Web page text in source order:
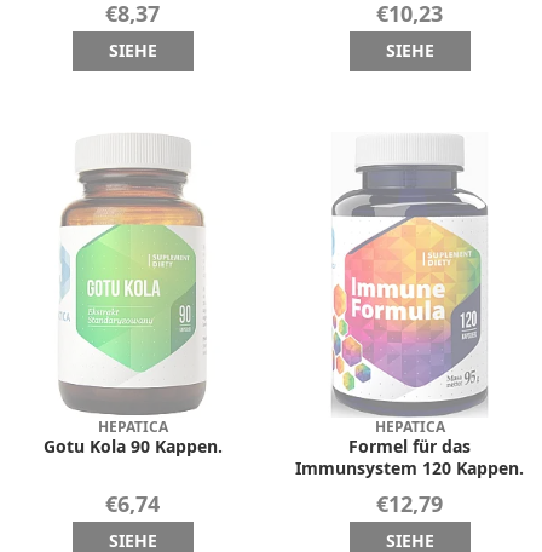
€8,37
SIEHE
€10,23
SIEHE
HEPATICA
Gotu Kola 90 Kappen.
€6,74
SIEHE
HEPATICA
Formel für das
Immunsystem 120 Kappen.
€12,79
SIEHE